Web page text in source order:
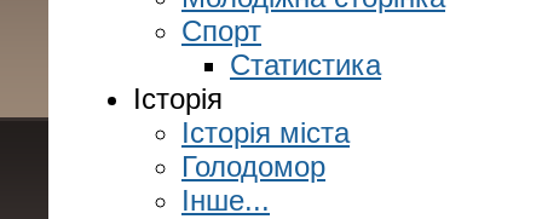
Спорт
Статистика
Історія
Історія міста
Голодомор
Інше...